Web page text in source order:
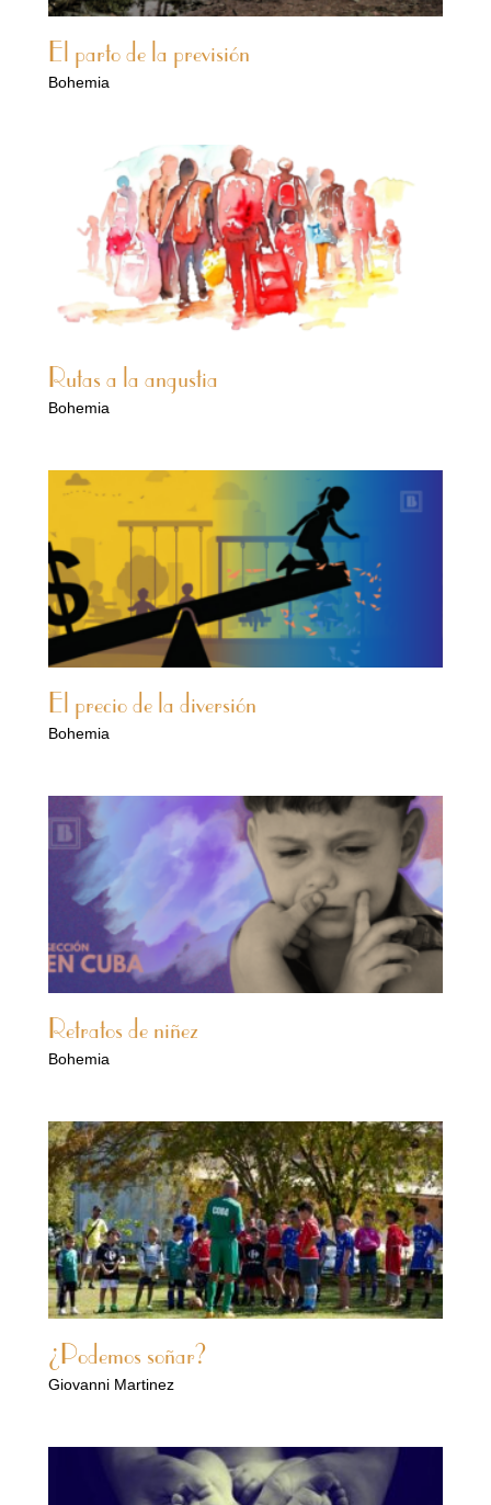
El parto de la previsión
Bohemia
Rutas a la angustia
Bohemia
El precio de la diversión
Bohemia
Retratos de niñez
Bohemia
¿Podemos soñar?
Giovanni Martinez